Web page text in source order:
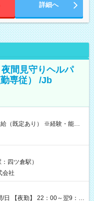
詳細へ
夜間見守りヘルパ
専従） /Jb
（既定あり） ※経験・能力を
異なる部分があります。 雇
：時給 1,470円以上
四ツ倉駅）
会社
日 【夜勤】 22：00～翌9：